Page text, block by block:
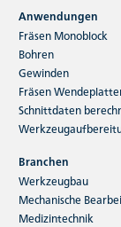
Unsere
mehr
Entdecken Sie
sich von den
Jetzt
Anwendungen
Fräsen Monoblock
Bohren
Gewinden
Fräsen
Schnittdaten
Branchen
Werkzeugbau
Mechanische
Medizintechnik